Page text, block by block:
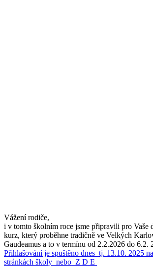
Vážení rodiče,
i v tomto školním roce jsme připravili pro
kurz, který proběhne tradičně ve Velkých
Gaudeamus a to v termínu od 2.2.2026 do 6.2.
Přihlašování je spuštěno dnes tj. 13.10. 2025
stránkách školy nebo Z D E